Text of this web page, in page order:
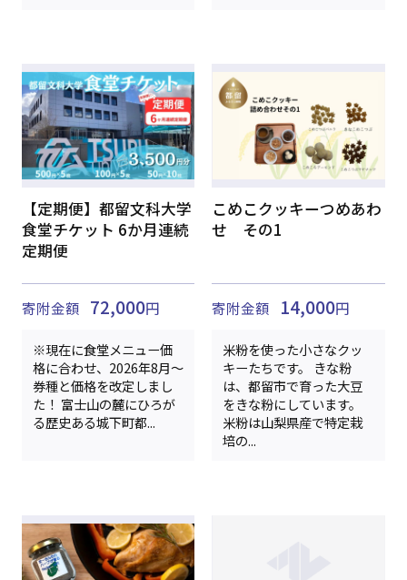
【定期便】都留文科大学
食堂チケット 6か月連続
定期便
寄附金額 72,000円
※現在に食堂メニュー価
格に合わせ、2026年8月～
券種と価格を改定しまし
た！ 富士山の麓にひろが
る歴史ある城下町都...
こめこクッキーつめあわ
せ その1
寄附金額 14,000円
米粉を使った小さなクッ
キーたちです。 きな粉
は、都留市で育った大豆
をきな粉にしています。
米粉は山梨県産で特定栽
培の...